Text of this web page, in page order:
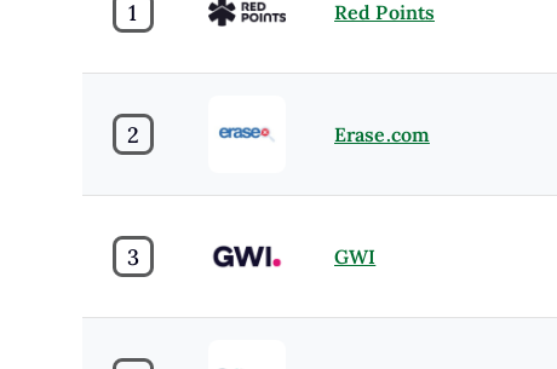
1 Red Points
2 Erase.com
3 GWI